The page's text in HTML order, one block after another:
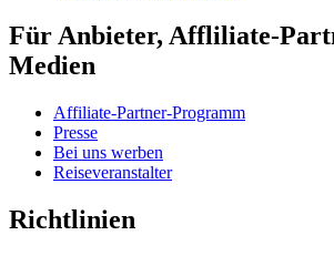
Für Anbieter, Affliliate-
Medien
Affiliate-Partner-Programm
Presse
Bei uns werben
Reiseveranstalter
Richtlinien